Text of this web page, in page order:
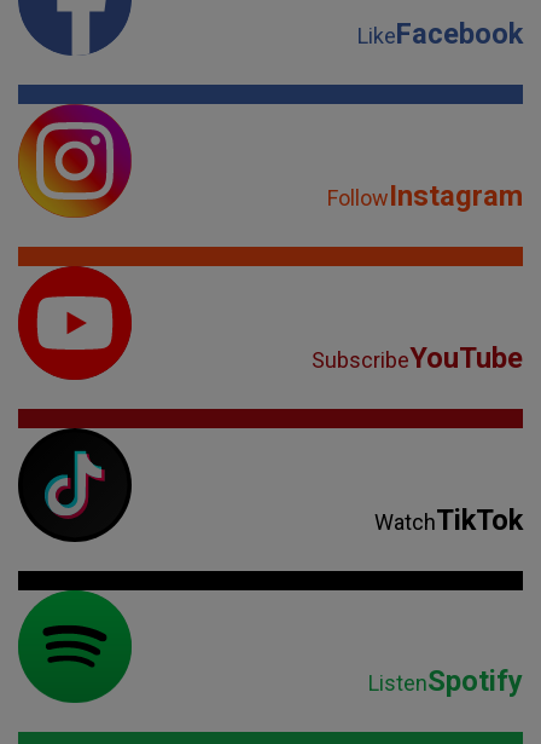
LikeFacebook
FollowInstagram
SubscribeYouTube
WatchTikTok
ListenSpotify